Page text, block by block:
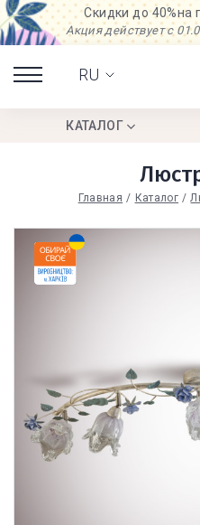
Скидки до 40%на
Акция действует с
RU
КАТАЛОГ
Главная Каталог